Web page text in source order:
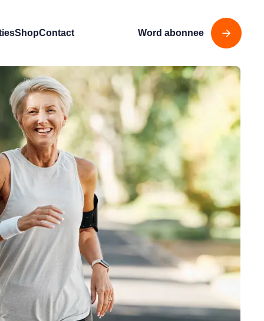
ShopContact Word abonnee